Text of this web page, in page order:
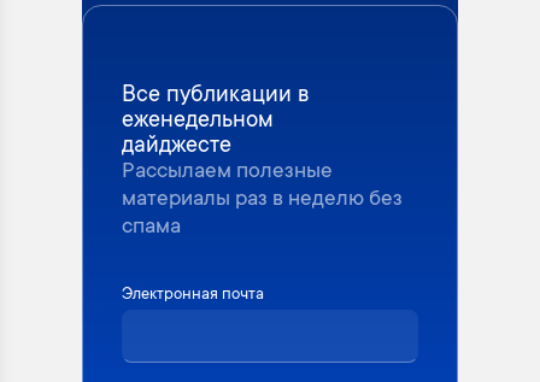
Все публикации в
еженедельном
дайджесте
Рассылаем полезные
материалы раз в неделю без
спама
Электронная почта